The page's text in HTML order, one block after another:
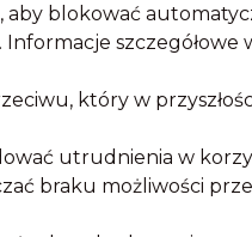
blokować
który w
utrudnienia w
braku możliwości